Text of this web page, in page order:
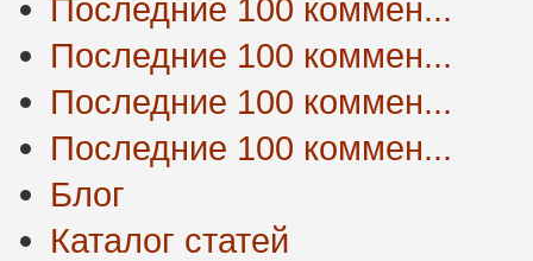
Последние 100 коммен...
Последние 100 коммен...
Последние 100 коммен...
Последние 100 коммен...
Блог
Каталог статей